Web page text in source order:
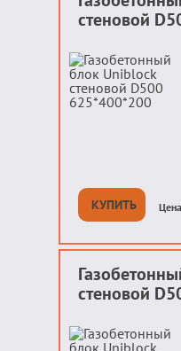
стеновой
КУПИТЬ
стеновой